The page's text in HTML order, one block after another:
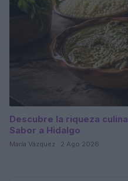
Descubre la riqueza
Sabor a Hidalgo
María Vázquez · 2 Ago 2026